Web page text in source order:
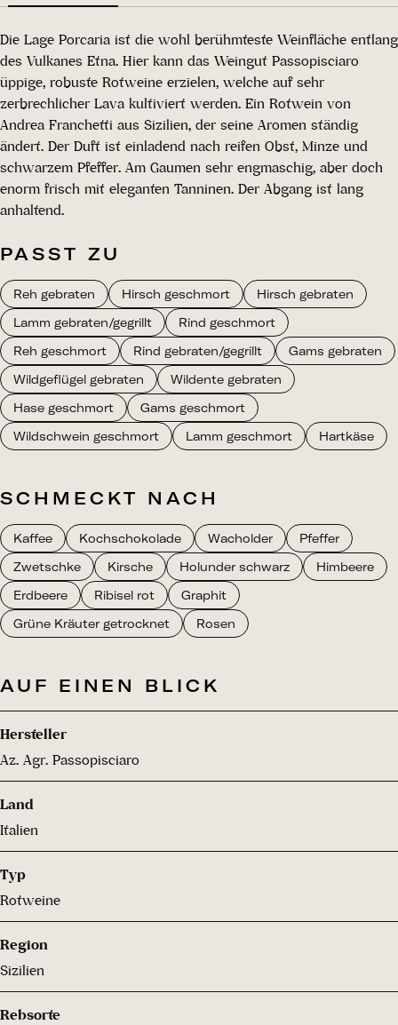
Die Lage Porcaria ist die wohl berühmteste Weinfläche entlang
des Vulkanes Etna. Hier kann das Weingut Passopisciaro
üppige, robuste Rotweine erzielen, welche auf sehr
zerbrechlicher Lava kultiviert werden. Ein Rotwein von
Andrea Franchetti aus Sizilien, der seine Aromen ständig
ändert. Der Duft ist einladend nach reifen Obst, Minze und
schwarzem Pfeffer. Am Gaumen sehr engmaschig, aber doch
enorm frisch mit eleganten Tanninen. Der Abgang ist lang
anhaltend.
PASST ZU
Reh gebraten Hirsch geschmort
Hirsch gebraten
Lamm gebraten/gegrillt
Rind geschmort
Reh geschmort
Rind gebraten/gegrillt
Gams gebraten
Wildgeflügel gebraten
Wildente gebraten
Hase geschmort
Gams geschmort
Wildschwein geschmort
Lamm geschmort Hartkäse
SCHMECKT NACH
Kaffee Kochschokolade Wacholder
Pfeffer
Zwetschke
Kirsche Holunder schwarz
Himbeere
Erdbeere
Ribisel rot
Graphit
Grüne Kräuter getrocknet
Rosen
AUF EINEN BLICK
Hersteller
Az. Agr. Passopisciaro
Land
Italien
Typ
Rotweine
Region
Sizilien
Rebsorte